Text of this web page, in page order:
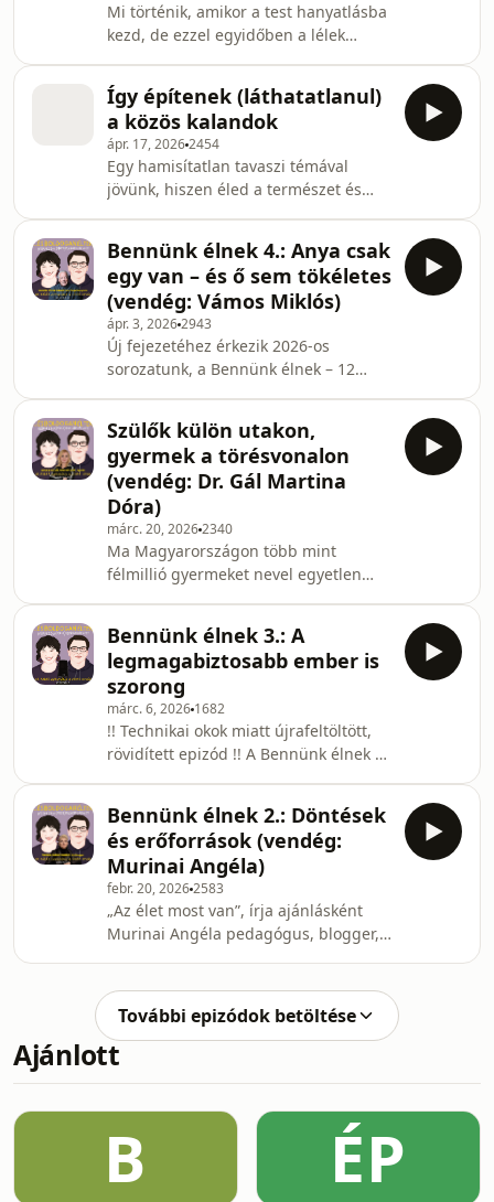
hogy a szeretet ára sokszor a
megfelelés. Szó lesz a kimondatlan
dühről, a bűntudatról, a túl sok
igennel járó fáradtságról, és arról is,
hogyan veszítjük el kö
Mi történik, amikor a test hanyatlásba
kezd, de ezzel egyidőben a lélek
Mitch Albom: Keddi beszélgetések
életről és halálról könyvét alapul véve
beszélgetünk életről, elmúlásról és
azokról a leckékről, amelyek a
legnehezebb helyzetekben is
kapaszkodót adhatnak. Szó esik az
érzések megéléséről, öregedésről,
szeretetről és arról is, vajon ma is
ugyanúgy érvényese
Így építenek (láthatatlanul)
a közös kalandok
ápr. 17, 20262454
Egy hamisítatlan tavaszi témával
jövünk, hiszen éled a természet és
kirándulással. Talán nem is hinnéd,
mennyit adhatsz ezzel családodnak és
önmagadnak. Akár az iskolai szünet,
akár egy hosszúhétvége remek
alkalmat kínál környező városok,
falvak és természeti szépségek
felfedezésére, de mit ad a tudatos
élményszerzés a
Bennünk élnek 4.: Anya csak
egy van – és ő sem tökéletes
(vendég: Vámos Miklós)
ápr. 3, 20262943
Új fejezetéhez érkezik 2026-os
sorozatunk, a Bennünk élnek – 12
művének vezérgondolata nyomán
indítottunk útjára. Ezúttal Vámos
Miklós: Anya csak egy van című
kíméletlen, de felszabadító regénye
került a fókuszba, az epizódban
szülőségről, érzelmi
elérhetetlenségről, kapcsolódásokról
és harcokról beszélgetünk, az író
közreműködés
Szülők külön utakon,
gyermek a törésvonalon
(vendég: Dr. Gál Martina
Dóra)
márc. 20, 20262340
Ma Magyarországon több mint
félmillió gyermeket nevel egyetlen
folyamatosan magas, míg a
házasságkötések a 2022 előtti szintre
estek. Ezek hideg számok és trendek,
azonban mögöttük emberek,
kiemelten gyerekek tömegei állnak
mögöttük – ehhez kapcsolódó verset
és hallgatói üzenetet is
idézünk.&nbsp; Hatalmas és
szerteágazó téma ez, nem í
Bennünk élnek 3.: A
legmagabiztosabb ember is
szorong
márc. 6, 2026 1682
!! Technikai okok miatt újrafeltöltött,
rövidített epizód !! A Bennünk élnek –
és tárgyalt könyve Benedek Ágota:
Állva maszturbálok –
Szorongásnaplója. Megosztó,
provokatív, de rendkívül szerteágazó
és gondolatébresztő írás ez nőknek és
férfiaknak egyaránt, bár minden
bizonnyal mást fedeznek fel benne. A
beszélgetés gerincét
Bennünk élnek 2.: Döntések
és erőforrások (vendég:
Murinai Angéla)
febr. 20, 20262583
„Az élet most van”, írja ajánlásként
Murinai Angéla pedagógus, blogger,
szél című regénybe. E könyv kapcsán
beszélgetünk az idei éven
végigvonuló, Bennünk élnek – 12
személyiségformáló történet sorozat
István választotta, mivel sokkal többet
ad annál, amit „ígér”.&nbsp; „Egy
megrendítő történet arr
További epizódok betöltése
Ajánlott
B ÉP